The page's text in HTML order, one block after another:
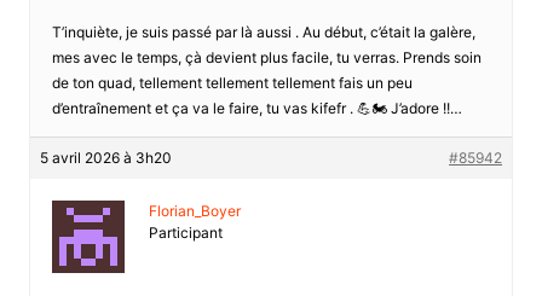
T’inquiète, je suis passé par là aussi . Au début, c’était la galère,
mes avec le temps, çà devient plus facile, tu verras. Prends soin
de ton quad, tellement tellement tellement fais un peu
d’entraînement et ça va le faire, tu vas kifefr . 💪🏍️ J’adore !!…
5 avril 2026 à 3h20 #85942
Florian_Boyer
Participant